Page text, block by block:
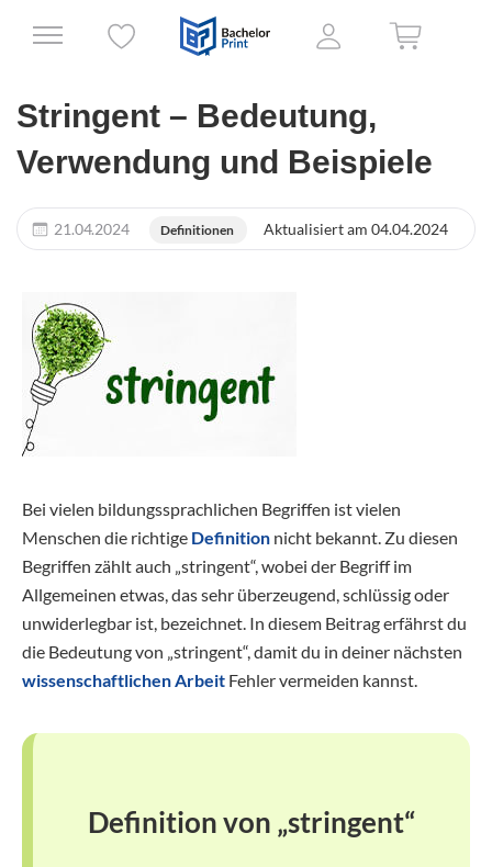
Stringent – Bedeutung,
Verwendung und Beispiele
21.04.2024 Definitionen Aktualisiert am 04.04.2024
Bei vielen bildungssprachlichen Begriffen ist vielen
Menschen die richtige Definition nicht bekannt. Zu diesen
Begriffen zählt auch „stringent“, wobei der Begriff im
Allgemeinen etwas, das sehr überzeugend, schlüssig oder
unwiderlegbar ist, bezeichnet. In diesem Beitrag erfährst du
die Bedeutung von „stringent“, damit du in deiner nächsten
wissenschaftlichen Arbeit Fehler vermeiden kannst.
Definition von „stringent“